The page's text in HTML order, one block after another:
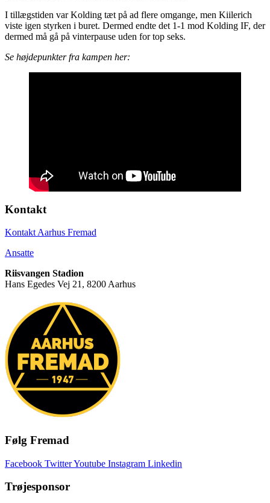
I tillægstiden var Kolding tæt på ad flere omgange, men Kiilerich
viste igen styrken i buret. Dermed endte det 1-1 mod Kolding IF, der
dermed må gå på vinterpause uden for top seks.
Se højdepunkter fra kampen her:
Kontakt
Kontakt Aarhus Fremad
Ansatte
Riisvangen Stadion
Hans Egedes Vej 21, 8200 Aarhus
Følg Fremad
Facebook TwitterYoutube Instagram Linkedin
Trøjesponsor